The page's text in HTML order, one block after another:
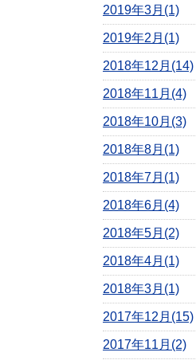
2019年3月(1)
2019年2月(1)
2018年12月(14)
2018年11月(4)
2018年10月(3)
2018年8月(1)
2018年7月(1)
2018年6月(4)
2018年5月(2)
2018年4月(1)
2018年3月(1)
2017年12月(15)
2017年11月(2)